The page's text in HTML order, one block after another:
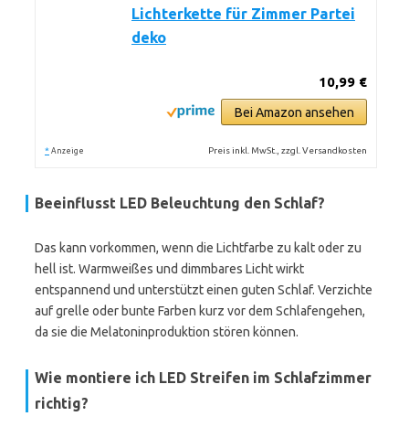
Lichterkette für Zimmer Partei
deko
10,99 €
Bei Amazon ansehen
* Anzeige Preis inkl. MwSt., zzgl. Versandkosten
Beeinflusst LED Beleuchtung den Schlaf?
Das kann vorkommen, wenn die Lichtfarbe zu kalt oder zu
hell ist. Warmweißes und dimmbares Licht wirkt
entspannend und unterstützt einen guten Schlaf. Verzichte
auf grelle oder bunte Farben kurz vor dem Schlafengehen,
da sie die Melatoninproduktion stören können.
Wie montiere ich LED Streifen im Schlafzimmer
richtig?